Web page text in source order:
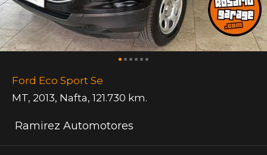
Ford Eco Sport Se
MT, 2013, Nafta, 121.730 km.
Ramirez Automotores